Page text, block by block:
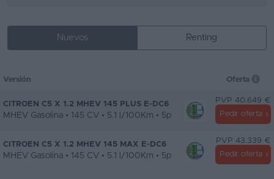
Nuevos Renting
Versión Oferta
CITROEN C5 X 1.2 MHEV 145 PLUS E-DC6
MHEV Gasolina • 145 CV • 5.1 l/100Km • 5p
PVP 40.649 €
Pedir oferta
CITROEN C5 X 1.2 MHEV 145 MAX E-DC6
MHEV Gasolina • 145 CV • 5.1 l/100Km • 5p
PVP 43.339 €
Pedir oferta